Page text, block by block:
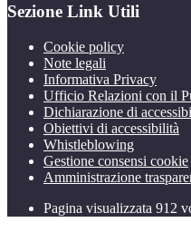
Sezione Link Utili
Cookie policy
Note legali
Informativa Privacy
Ufficio Relazioni con il
Dichiarazione di
Obiettivi di accessibilità
Whistleblowing
Gestione consensi cookie
Amministrazione
Pagina visualizzata 912